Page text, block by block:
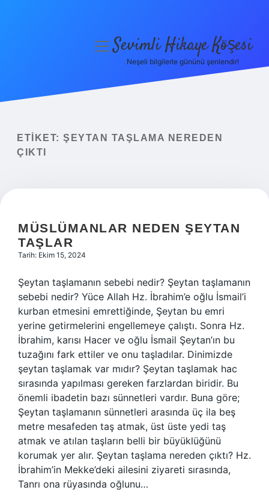
Yasal Uyarı
menüyüSevimli Hikaye Köşesi
Neşeli bilgilerle gününü şenlendir!
ETIKET: ŞEYTAN TAŞLAMA NEREDEN
ÇIKTI
MÜSLÜMANLAR NEDEN ŞEYTAN
TAŞLAR
Tarih: Ekim 15, 2024
Şeytan taşlamanın sebebi nedir? Şeytan taşlamanın
sebebi nedir? Yüce Allah Hz. İbrahim’e oğlu İsmail’i
kurban etmesini emrettiğinde, Şeytan bu emri
yerine getirmelerini engellemeye çalıştı. Sonra Hz.
İbrahim, karısı Hacer ve oğlu İsmail Şeytan’ın bu
tuzağını fark ettiler ve onu taşladılar. Dinimizde
şeytan taşlamak var mıdır? Şeytan taşlamak hac
sırasında yapılması gereken farzlardan biridir. Bu
önemli ibadetin bazı sünnetleri vardır. Buna göre;
Şeytan taşlamanın sünnetleri arasında üç ila beş
metre mesafeden taş atmak, üst üste yedi taş
atmak ve atılan taşların belli bir büyüklüğünü
korumak yer alır. Şeytan taşlama nereden çıktı? Hz.
İbrahim’in Mekke’deki ailesini ziyareti sırasında,
Tanrı ona rüyasında oğlunu…